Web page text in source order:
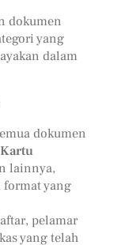
dokumen
yang
dalam
dokumen
Kartu
lainnya,
format yang
pelamar
yang telah